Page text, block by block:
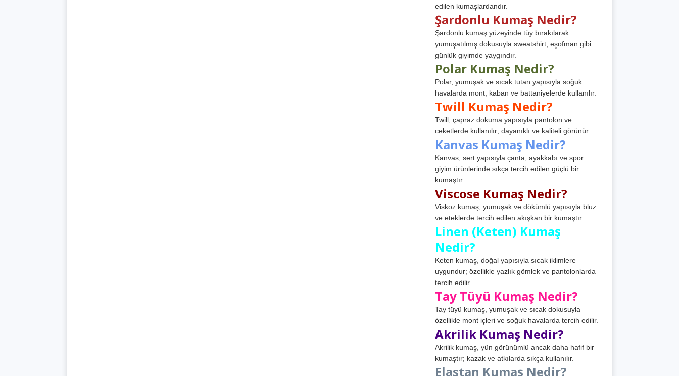
edilen kumaşlardandır.
Şardonlu Kumaş Nedir?
Şardonlu kumaş yüzeyinde tüy bırakılarak
yumuşatılmış dokusuyla sweatshirt, eşofman gibi
günlük giyimde yaygındır.
Polar Kumaş Nedir?
Polar, yumuşak ve sıcak tutan yapısıyla soğuk
havalarda mont, kaban ve battaniyelerde kullanılır.
Twill Kumaş Nedir?
Twill, çapraz dokuma yapısıyla pantolon ve
ceketlerde kullanılır; dayanıklı ve kaliteli görünür.
Kanvas Kumaş Nedir?
Kanvas, sert yapısıyla çanta, ayakkabı ve spor
giyim ürünlerinde sıkça tercih edilen güçlü bir
kumaştır.
Viscose Kumaş Nedir?
Viskoz kumaş, yumuşak ve dökümlü yapısıyla bluz
ve eteklerde tercih edilen akışkan bir kumaştır.
Linen (Keten) Kumaş
Nedir?
Keten kumaş, doğal yapısıyla sıcak iklimlere
uygundur; özellikle yazlık gömlek ve pantolonlarda
tercih edilir.
Tay Tüyü Kumaş Nedir?
Tay tüyü kumaş, yumuşak ve sıcak dokusuyla
özellikle mont içleri ve soğuk havalarda tercih edilir.
Akrilik Kumaş Nedir?
Akrilik kumaş, yün görünümlü ancak daha hafif bir
kumaştır; kazak ve atkılarda sıkça kullanılır.
Elastan Kumaş Nedir?